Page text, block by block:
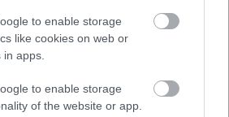
to enable storage
like cookies on web or
apps.
to enable storage
of the website or app.
a minimalista sűrítés, amelyet
és redukált formai
E festmények a groteszk realizmus
határterében helyezkednek el: a
hozzák létre azt a vizuális
folyamatosan elcsúszik a